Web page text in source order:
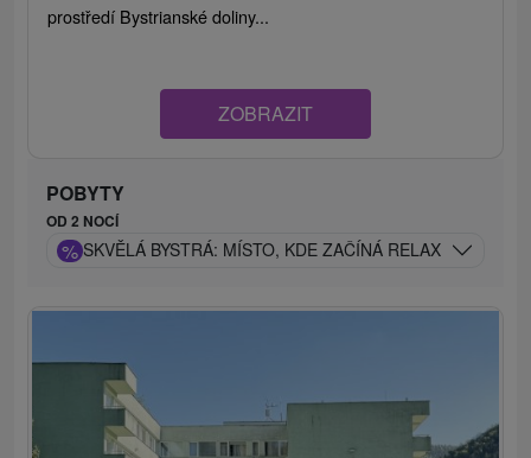
prostředí Bystrianské doliny...
ZOBRAZIT
POBYTY
OD 2 NOCÍ
% SKVĚLÁ BYSTRÁ: MÍSTO, KDE ZAČÍNÁ RELAX